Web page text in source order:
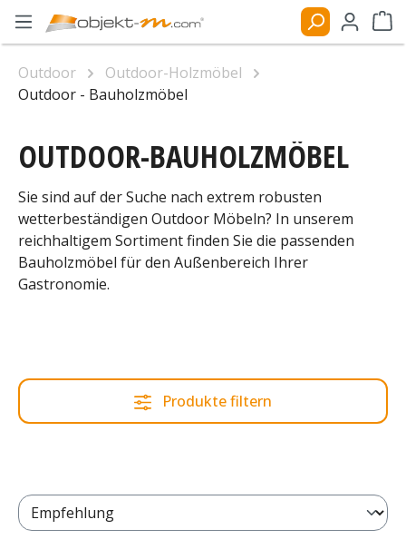
Zum Hauptinhalt springen
Outdoor
Outdoor-Holzmöbel
Outdoor - Bauholzmöbel
OUTDOOR-BAUHOLZMÖBEL
Sie sind auf der Suche nach extrem robusten
wetterbeständigen Outdoor Möbeln? In unserem
reichhaltigem Sortiment finden Sie die passenden
Bauholzmöbel für den Außenbereich Ihrer
Gastronomie.
Produkte filtern